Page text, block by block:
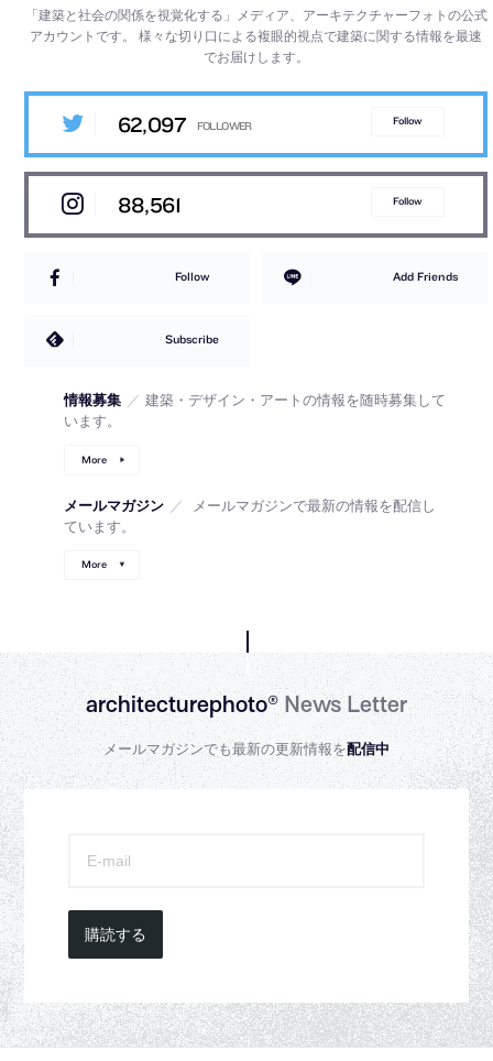
「建築と社会の関係を視覚化する」メディア、アーキテクチャーフォトの公式
アカウントです。様々な切り口による複眼的視点で建築に関する情報を最速
でお届けします。
62,097 Follow
88,561 Follow
Follow Add Friends
Subscribe
情報募集 ／ 建築・デザイン・アートの情報を随時募集して
います。
More
メールマガジン ／
メールマガジンで最新の情報を配信し
ています。
More
architecturephoto®News Letter
メールマガジンでも最新の更新情報を配信中
購読する